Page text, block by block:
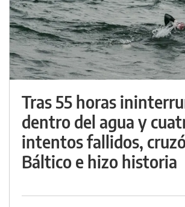
Tras 55 horas
dentro del agua y
intentos fallidos,
Báltico e hizo historia